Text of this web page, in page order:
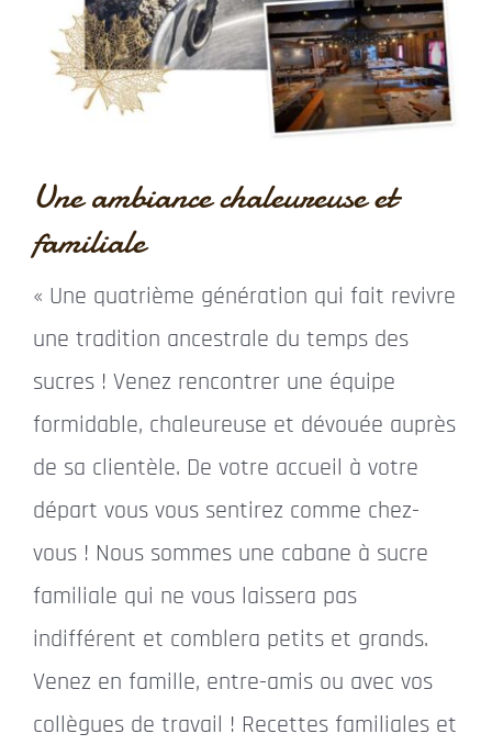
Contact
Une ambiance chaleureuse et
familiale
« Une quatrième génération qui fait revivre
une tradition ancestrale du temps des
sucres ! Venez rencontrer une équipe
formidable, chaleureuse et dévouée auprès
de sa clientèle. De votre accueil à votre
départ vous vous sentirez comme chez-
vous ! Nous sommes une cabane à sucre
familiale qui ne vous laissera pas
indifférent et comblera petits et grands.
Venez en famille, entre-amis ou avec vos
collègues de travail ! Recettes familiales et